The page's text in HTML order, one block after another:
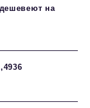
на